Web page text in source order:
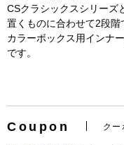
CSクラシックスシリーズ
置くものに合わせて2段階
カラーボックス用インナ
です。
Coupon ク